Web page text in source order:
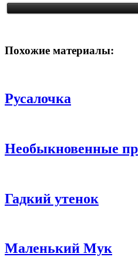
Похожие материалы:
Русалочка
Необыкновенные
Гадкий утенок
Маленький Мук